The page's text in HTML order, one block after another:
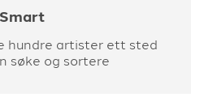
Smart
hundre artister ett sted
søke og sortere